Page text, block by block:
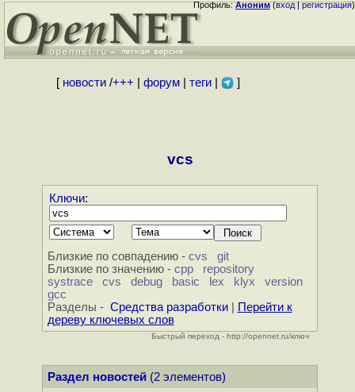
Профиль:Аноним(вход|регистрация)
[ новости/+++ форум| теги| ]
vcs
Ключи:
Близкие по совпадению - cvs
git
Близкие по значению - cpp
repository
systrace
cvs debug basic lex klyx
version
gcc
Разделы - Средства разработки|
Перейти к
дереву ключевых слов
Быстрый переход - http://opennet.ru/ключ
Раздел новостей(2 элементов)